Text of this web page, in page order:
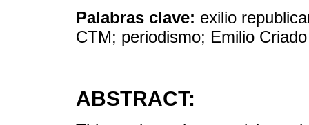
Palabras clave: exilio
CTM; periodismo; Emilio
ABSTRACT: